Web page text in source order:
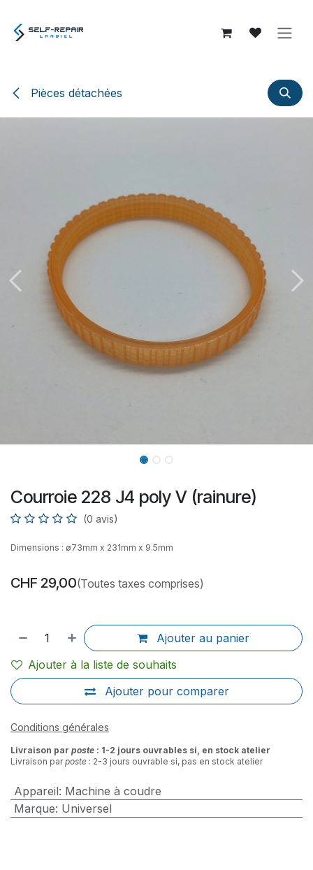
Pièces détachées
Courroie 228 J4 poly V (rainure)
(0 avis)
Dimensions : ø73mm x 231mm x 9.5mm
CHF 29,00(Toutes taxes comprises)
Ajouter au panier
Ajouter pour comparer
Ajouter à la liste de souhaits
Conditions générales
Livraison par poste : 1-2 jours ouvrables si, en stock atelier
Livraison parposte : 2-3 jours ouvrable si, pas en stock atelier
Appareil: Machine à coudre
Marque: Universel